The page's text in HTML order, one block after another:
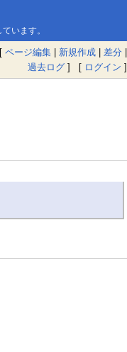
います。
ページ編集 | 新規作成 | 差分 |
過去ログ ] [ ログイン ]